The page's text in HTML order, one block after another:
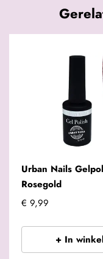
Urban Nails
Rosegold
€ 9,99
+ In